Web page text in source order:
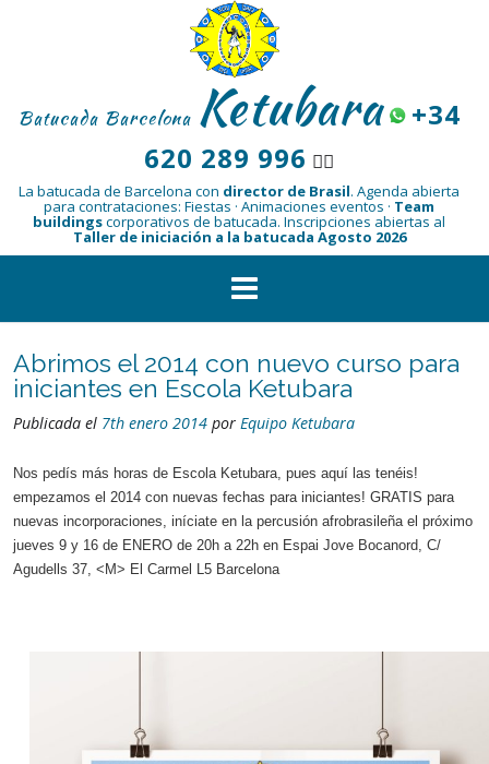
Batucada Barcelona Ketubara
+34
620 289 996 👆🏾
La batucada de Barcelona con director de Brasil. Agenda abierta
para contrataciones: Fiestas · Animaciones eventos · Team
buildingscorporativos de batucada. Inscripciones abiertas al
Taller de iniciación a la batucada Agosto 2026
Abrimos el 2014 con nuevo curso para
iniciantes en Escola Ketubara
Publicada el 7th enero 2014 por Equipo Ketubara
Nos pedís más horas de Escola Ketubara, pues aquí las tenéis!
empezamos el 2014 con nuevas fechas para iniciantes! GRATIS para
nuevas incorporaciones, iníciate en la percusión afrobrasileña el próximo
jueves 9 y 16 de ENERO de 20h a 22h en Espai Jove Bocanord, C/
Agudells 37, <M> El Carmel L5 Barcelona